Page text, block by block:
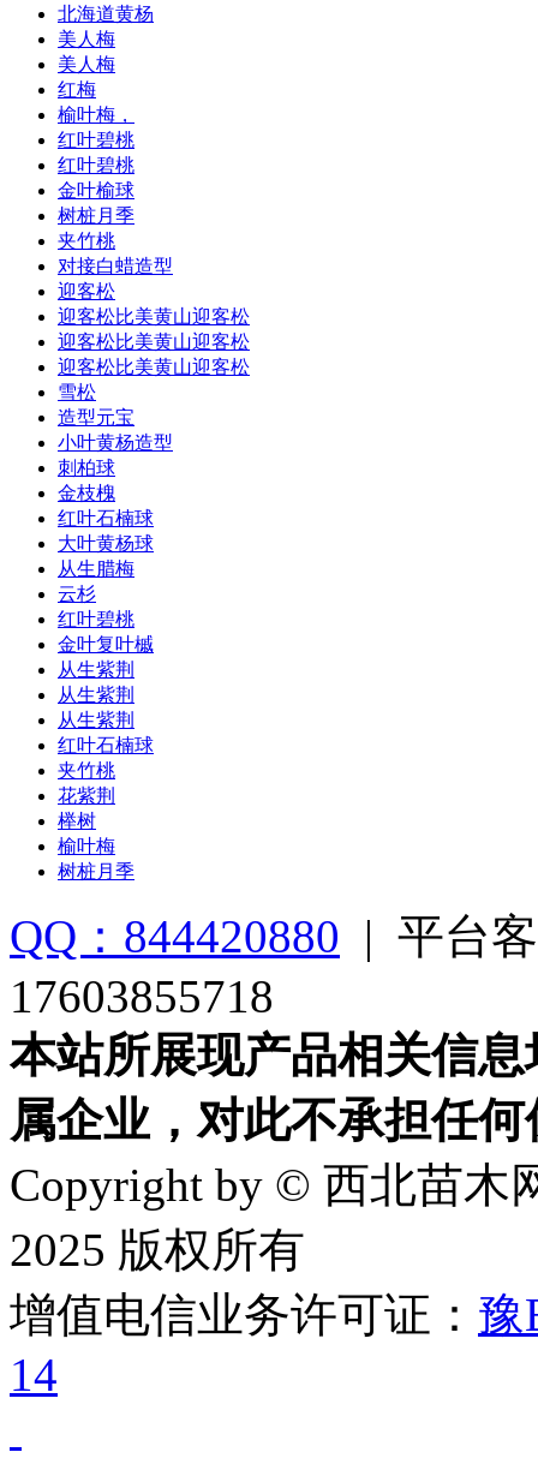
北海道黄杨
美人梅
美人梅
红梅
榆叶梅，
红叶碧桃
红叶碧桃
金叶榆球
树桩月季
夹竹桃
对接白蜡造型
迎客松
迎客松比美黄山迎客松
迎客松比美黄山迎客松
迎客松比美黄山迎客松
雪松
造型元宝
小叶黄杨造型
刺柏球
金枝槐
红叶石楠球
大叶黄杨球
从生腊梅
云杉
红叶碧桃
金叶复叶槭
从生紫荆
从生紫荆
从生紫荆
红叶石楠球
夹竹桃
花紫荆
榉树
榆叶梅
树桩月季
QQ：844420880 | 平台
17603855718
本站所展现产品相关信
属企业，对此不承担任
Copyright by © 西北苗木
2025 版权所有
增值电信业务许可证： 豫
14